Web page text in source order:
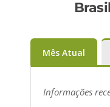
Mês Atual
Informações